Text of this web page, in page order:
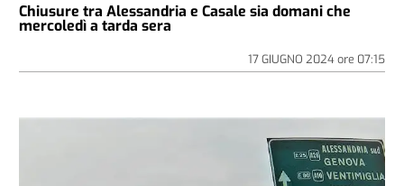
Chiusure tra Alessandria e Casale sia domani che
mercoledì a tarda sera
17 GIUGNO 2024ore 07:15